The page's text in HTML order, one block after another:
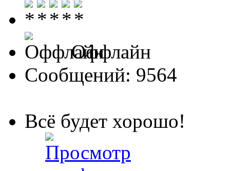
Оффлайн
Сообщений: 9564
Всё будет хорошо!